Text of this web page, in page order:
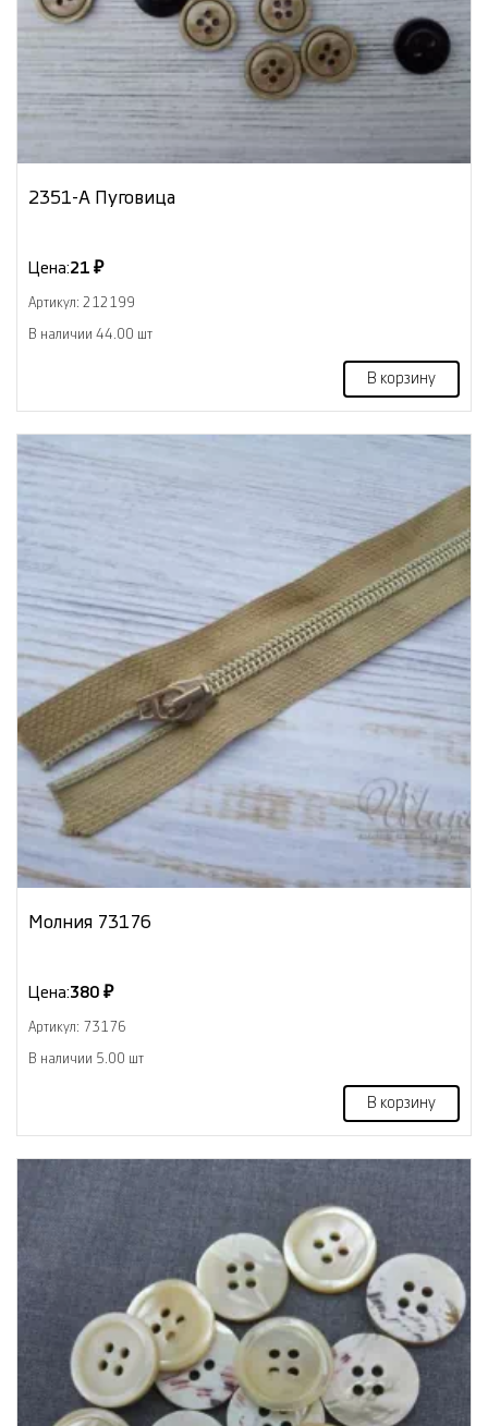
2351-А Пуговица
Цена:21 ₽
Артикул: 212199
В наличии 44.00 шт
В корзину
Молния 73176
Цена:380 ₽
Артикул: 73176
В наличии 5.00 шт
В корзину